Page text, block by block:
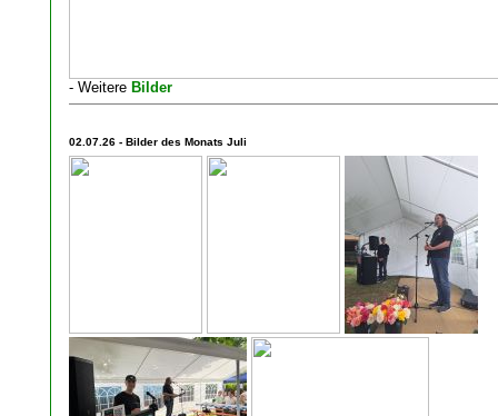
- Weitere Bilder
02.07.26 - Bilder des Monats Juli